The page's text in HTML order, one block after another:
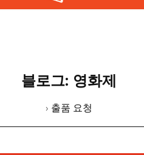
블로그: 영화제
› 출품 요청